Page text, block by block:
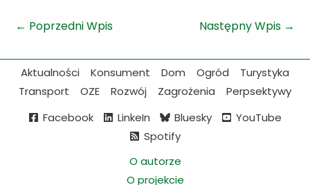
← Poprzedni Wpis Następny Wpis →
Aktualności Konsument Dom Ogród
Turystyka
Transport
OZE Rozwój Zagrożenia
Perpsektywy
Facebook
LinkeIn Bluesky
YouTube
Spotify
O autorze
O projekcie